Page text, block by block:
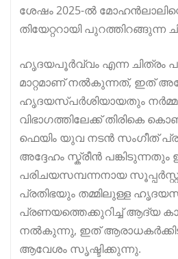
ശേഷം 2025-ൽ
തിയേറ്ററായി പുറത്തിറങ്ങുന്ന
ഹൃദയപൂർവ്വം എന്ന ചിത്രം
മാറ്റമാണ് നൽകുന്നത്, ഇത്
ഹൃദയസ്പർശിയായതും
വിഭാഗത്തിലേക്ക് തിരികെ
ഫെയിം യുവ നടൻ സംഗീത്
അദ്ദേഹം സ്ക്രീൻ
പരിചയസമ്പന്നനായ
പ്രതിഭയും തമ്മിലുള്ള
പ്രണയത്തെക്കുറിച്ച് ആദ്യ
നൽകുന്നു, ഇത്
ആവേശം സൃഷ്ടിക്കുന്നു.